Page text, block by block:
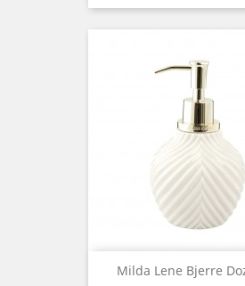
Milda Lene Bjerre